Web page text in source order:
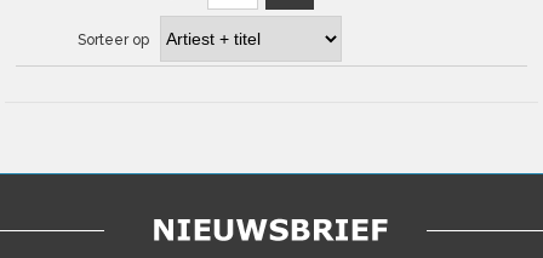
Sorteer op